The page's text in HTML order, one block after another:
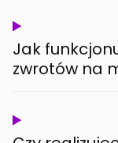
Jak
zwrotów na